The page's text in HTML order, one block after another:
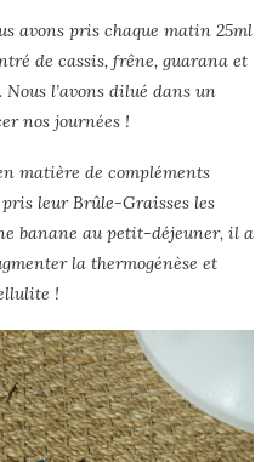
avons pris chaque matin 25ml
de cassis, frêne, guarana et
l’avons dilué dans un
nos journées !
matière de compléments
leur Brûle-Graisses les
banane au petit-déjeuner, il a
la thermogénèse et
!